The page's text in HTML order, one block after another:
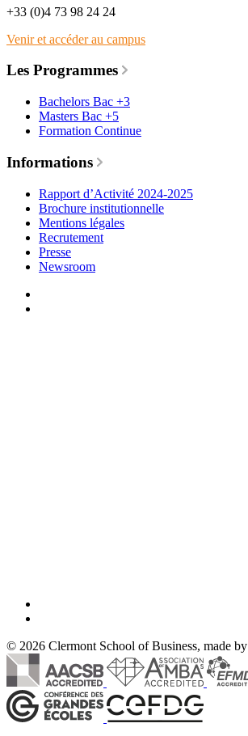
+33 (0)4 73 98 24 24
Venir et accéder au campus
Les Programmes
Bachelors Bac +3
Masters Bac +5
Formation Continue
Informations
Rapport d’Activité 2024-2025
Brochure institutionnelle
Mentions légales
Recrutement
Presse
Newsroom
© 2026 Clermont School of Business, made by